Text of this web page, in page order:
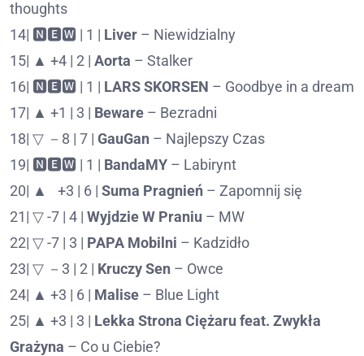
thoughts
14| 🅽🅴🆆 | 1 | Liver – Niewidzialny
15| ▲ +4 | 2 | Aorta – Stalker
16| 🅽🅴🆆 | 1 | LARS SKORSEN – Goodbye in a dream
17| ▲ +1 | 3 | Beware – Bezradni
18| ▽ －8 | 7 | GauGan – Najlepszy Czas
19| 🅽🅴🆆 | 1 | BandaMY – Labirynt
20| ▲⠀+3 | 6 | Suma Pragnień – Zapomnij się
21| ▽ -7 | 4 | Wyjdzie W Praniu – MW
22| ▽ -7 | 3 | PAPA Mobilni – Kadzidło
23| ▽ －3 | 2 | Kruczy Sen – Owce
24| ▲ +3 | 6 | Malise – Blue Light
25| ▲ +3 | 3 | Lekka Strona Ciężaru feat. Zwykła
Grażyna – Co u Ciebie?